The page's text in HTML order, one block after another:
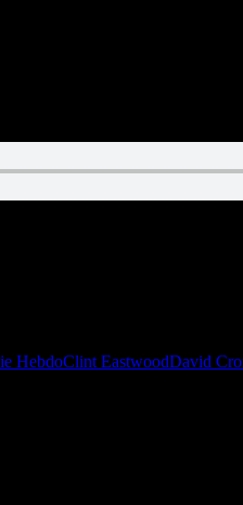
HebdoClint EastwoodDavid